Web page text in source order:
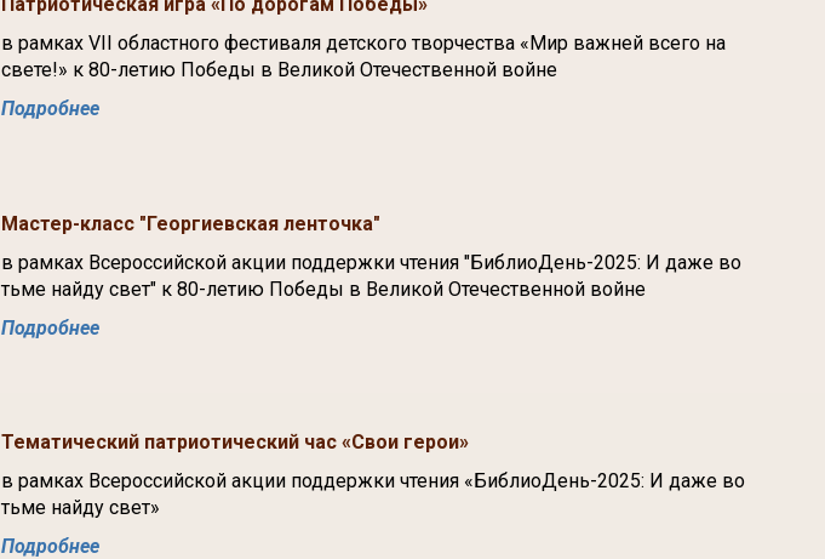
Патриотическая игра «По дорогам Победы»
в рамках VII областного фестиваля детского творчества «Мир важней всего на
свете!» к 80-летию Победы в Великой Отечественной войне
Подробнее
Мастер-класс "Георгиевская ленточка"
в рамках Всероссийской акции поддержки чтения "БиблиоДень-2025: И даже во
тьме найду свет" к 80-летию Победы в Великой Отечественной войне
Подробнее
Тематический патриотический час «Свои герои»
в рамках Всероссийской акции поддержки чтения «БиблиоДень-2025: И даже во
тьме найду свет»
Подробнее